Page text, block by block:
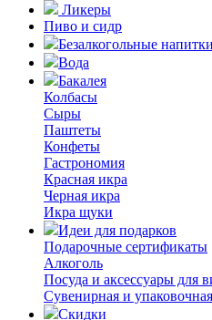
Ликеры
Пиво и сидр
Безалкогольные напитки
Вода
Бакалея
Колбасы
Сыры
Паштеты
Конфеты
Гастрономия
Красная икра
Черная икра
Икра щуки
Идеи для подарков
Подарочные сертификаты
Алкоголь
Посуда и аксессуары для
Сувенирная и
Скидки